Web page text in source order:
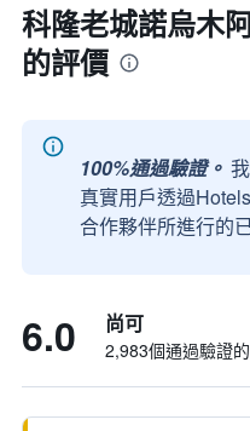
科隆老城諾烏木
的評價
100%通過驗證。
真實用戶透過
合作夥伴所進行的
6.0 尚可
2,983個通過驗證